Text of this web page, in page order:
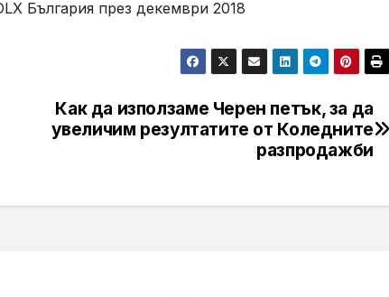
България през декември 2018
Как да използаме Черен петък, за да
увеличим резултатите от Коледните
разпродажби